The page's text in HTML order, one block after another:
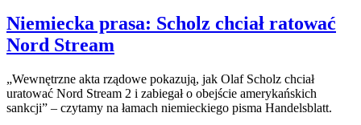
Niemiecka prasa: Scholz chciał ratować
Nord Stream
„Wewnętrzne akta rządowe pokazują, jak Olaf Scholz chciał
uratować Nord Stream 2 i zabiegał o obejście amerykańskich
sankcji” – czytamy na łamach niemieckiego pisma Handelsblatt.